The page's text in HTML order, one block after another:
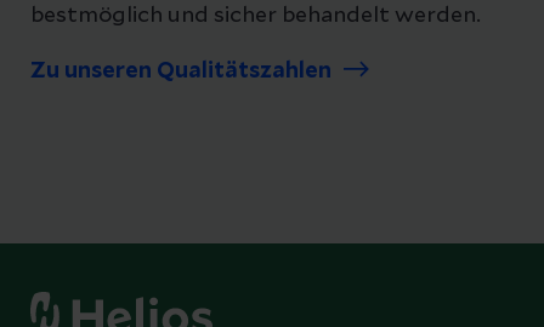
bestmöglich und sicher behandelt werden.
Zu unseren Qualitätszahlen